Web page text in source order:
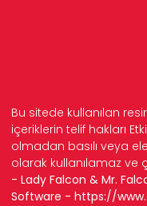
Bu sitede kullanılan
içeriklerin telif hakları
olmadan basılı veya
olarak kullanılamaz ve
- Lady Falcon & Mr.
Software - https://